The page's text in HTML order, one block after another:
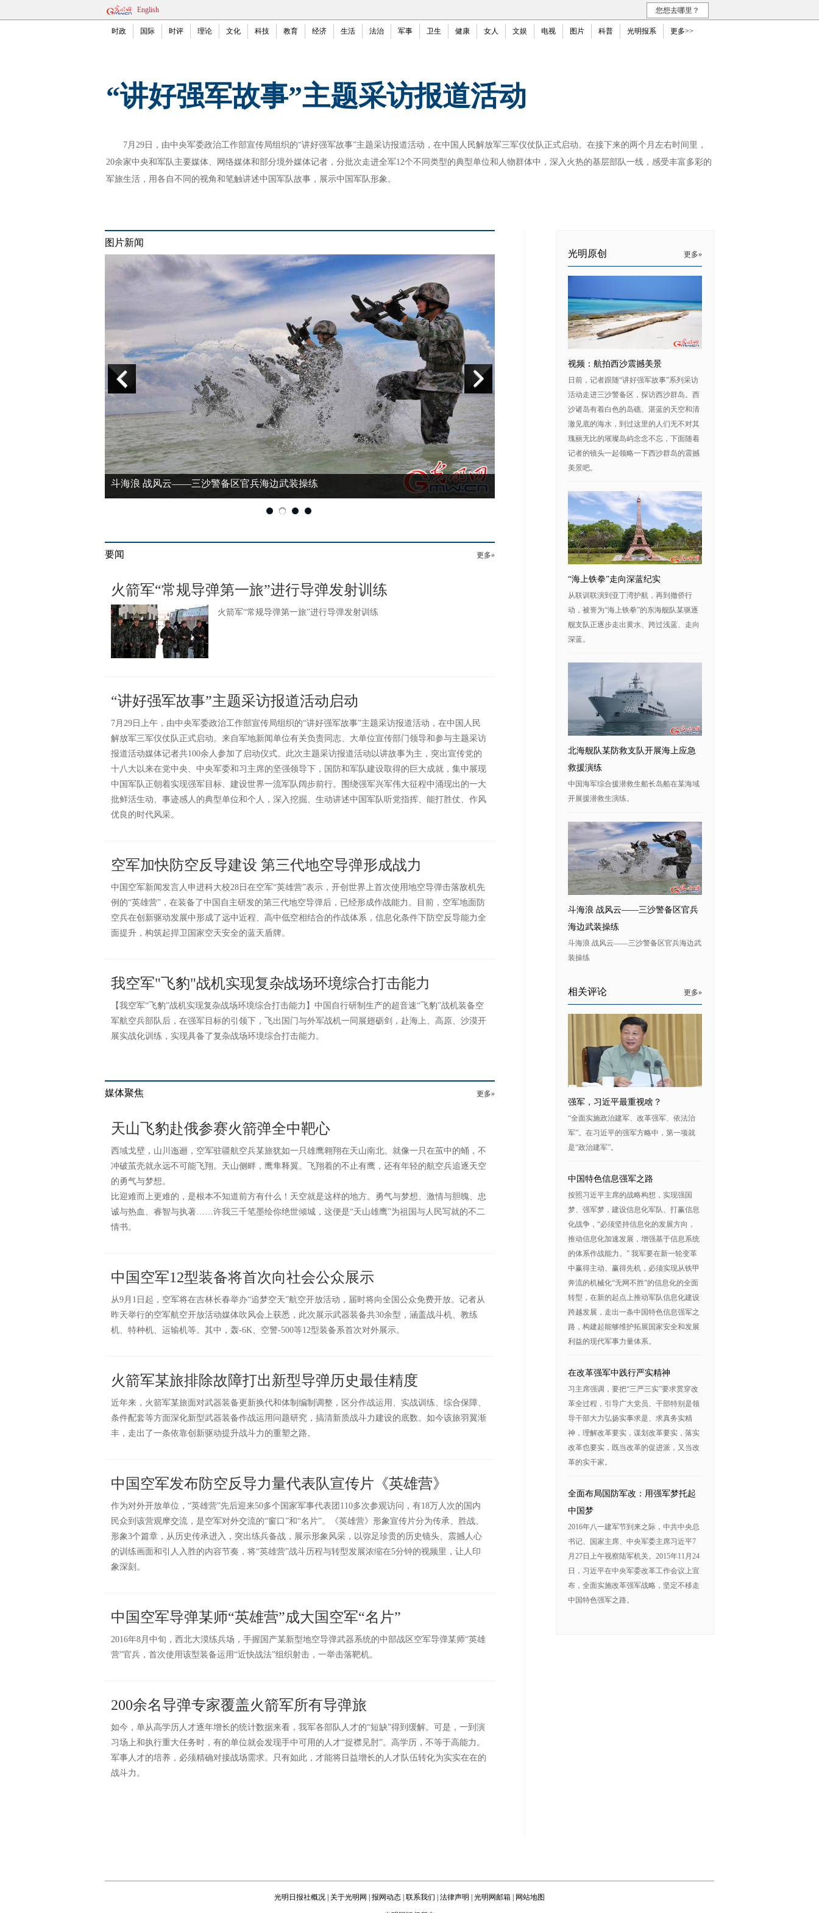
English 您想去哪里？
时政 国际 时评 理论 文化 科技 教育 经济 生活 法治 军事 卫生 健康 女人 文娱 电视 图片 科普 光明报系 更多>>
“讲好强军故事”主题采访报道活动
7月29日，由中央军委政治工作部宣传局组织的“讲好强军故事”主题采访报道活动，在中国人民解放军三军仪仗队正式启动。在接下来的两个月左右时间里，
20余家中央和军队主要媒体、网络媒体和部分境外媒体记者，分批次走进全军12个不同类型的典型单位和人物群体中，深入火热的基层部队一线，感受丰富多彩的
军旅生活，用各自不同的视角和笔触讲述中国军队故事，展示中国军队形象。
图片新闻
斗海浪 战风云——三沙警备区官兵海边武装操练
要闻 更多»
火箭军“常规导弹第一旅”进行导弹发射训练
火箭军“常规导弹第一旅”进行导弹发射训练
“讲好强军故事”主题采访报道活动启动
7月29日上午，由中央军委政治工作部宣传局组织的“讲好强军故事”主题采访报道活动，在中国人民
解放军三军仪仗队正式启动。来自军地新闻单位有关负责同志、大单位宣传部门领导和参与主题采访
报道活动媒体记者共100余人参加了启动仪式。此次主题采访报道活动以讲故事为主，突出宣传党的
十八大以来在党中央、中央军委和习主席的坚强领导下，国防和军队建设取得的巨大成就，集中展现
中国军队正朝着实现强军目标、建设世界一流军队阔步前行。围绕强军兴军伟大征程中涌现出的一大
批鲜活生动、事迹感人的典型单位和个人，深入挖掘、生动讲述中国军队听党指挥、能打胜仗、作风
优良的时代风采。
空军加快防空反导建设 第三代地空导弹形成战力
中国空军新闻发言人申进科大校28日在空军“英雄营”表示，开创世界上首次使用地空导弹击落敌机先
例的“英雄营”，在装备了中国自主研发的第三代地空导弹后，已经形成作战能力。目前，空军地面防
空兵在创新驱动发展中形成了远中近程、高中低空相结合的作战体系，信息化条件下防空反导能力全
面提升，构筑起捍卫国家空天安全的蓝天盾牌。
我空军"飞豹"战机实现复杂战场环境综合打击能力
【我空军“飞豹”战机实现复杂战场环境综合打击能力】中国自行研制生产的超音速“飞豹”战机装备空
军航空兵部队后，在强军目标的引领下，飞出国门与外军战机一同展翅砺剑，赴海上、高原、沙漠开
展实战化训练，实现具备了复杂战场环境综合打击能力。
媒体聚焦 更多»
天山飞豹赴俄参赛火箭弹全中靶心
西域戈壁，山川迤逦，空军驻疆航空兵某旅犹如一只雄鹰翱翔在天山南北。就像一只在茧中的蛹，不
冲破茧壳就永远不可能飞翔。天山侧畔，鹰隼释翼。飞翔着的不止有鹰，还有年轻的航空兵追逐天空
的勇气与梦想。
比迎难而上更难的，是根本不知道前方有什么！天空就是这样的地方。勇气与梦想、激情与胆魄、忠
诚与热血、睿智与执著……许我三千笔墨绘你绝世倾城，这便是“天山雄鹰”为祖国与人民写就的不二
情书。
中国空军12型装备将首次向社会公众展示
从9月1日起，空军将在吉林长春举办“追梦空天”航空开放活动，届时将向全国公众免费开放。记者从
昨天举行的空军航空开放活动媒体吹风会上获悉，此次展示武器装备共30余型，涵盖战斗机、教练
机、特种机、运输机等。其中，轰-6K、空警-500等12型装备系首次对外展示。
火箭军某旅排除故障打出新型导弹历史最佳精度
近年来，火箭军某旅面对武器装备更新换代和体制编制调整，区分作战运用、实战训练、综合保障、
条件配套等方面深化新型武器装备作战运用问题研究，搞清新质战斗力建设的底数。如今该旅羽翼渐
丰，走出了一条依靠创新驱动提升战斗力的重塑之路。
中国空军发布防空反导力量代表队宣传片《英雄营》
作为对外开放单位，“英雄营”先后迎来50多个国家军事代表团110多次参观访问，有18万人次的国内
民众到该营观摩交流，是空军对外交流的“窗口”和“名片”。《英雄营》形象宣传片分为传承、胜战、
形象3个篇章，从历史传承进入，突出练兵备战，展示形象风采，以弥足珍贵的历史镜头、震撼人心
的训练画面和引人入胜的内容节奏，将“英雄营”战斗历程与转型发展浓缩在5分钟的视频里，让人印
象深刻。
中国空军导弹某师“英雄营”成大国空军“名片”
2016年8月中旬，西北大漠练兵场，手握国产某新型地空导弹武器系统的中部战区空军导弹某师“英雄
营”官兵，首次使用该型装备运用“近快战法”组织射击，一举击落靶机。
200余名导弹专家覆盖火箭军所有导弹旅
如今，单从高学历人才逐年增长的统计数据来看，我军各部队人才的“短缺”得到缓解。可是，一到演
习场上和执行重大任务时，有的单位就会发现手中可用的人才“捉襟见肘”。高学历，不等于高能力。
军事人才的培养，必须精确对接战场需求。只有如此，才能将日益增长的人才队伍转化为实实在在的
战斗力。
光明原创 更多»
视频：航拍西沙震撼美景
日前，记者跟随“讲好强军故事”系列采访
活动走进三沙警备区，探访西沙群岛。西
沙诸岛有着白色的岛礁、湛蓝的天空和清
澈见底的海水，到过这里的人们无不对其
瑰丽无比的璀璨岛屿念念不忘，下面随着
记者的镜头一起领略一下西沙群岛的震撼
美景吧。
“海上铁拳”走向深蓝纪实
从联训联演到亚丁湾护航，再到撤侨行
动，被誉为“海上铁拳”的东海舰队某驱逐
舰支队正逐步走出黄水、跨过浅蓝、走向
深蓝。
北海舰队某防救支队开展海上应急
救援演练
中国海军综合援潜救生船长岛船在某海域
开展援潜救生演练。
斗海浪 战风云——三沙警备区官兵
海边武装操练
斗海浪 战风云——三沙警备区官兵海边武
装操练
相关评论 更多»
强军，习近平最重视啥？
“全面实施政治建军、改革强军、依法治
军”。在习近平的强军方略中，第一项就
是“政治建军”。
中国特色信息强军之路
按照习近平主席的战略构想，实现强国
梦、强军梦，建设信息化军队、打赢信息
化战争，“必须坚持信息化的发展方向，
推动信息化加速发展，增强基于信息系统
的体系作战能力。” 我军要在新一轮变革
中赢得主动、赢得先机，必须实现从铁甲
奔流的机械化“无网不胜”的信息化的全面
转型，在新的起点上推动军队信息化建设
跨越发展，走出一条中国特色信息强军之
路，构建起能够维护拓展国家安全和发展
利益的现代军事力量体系。
在改革强军中践行严实精神
习主席强调，要把“三严三实”要求贯穿改
革全过程，引导广大党员、干部特别是领
导干部大力弘扬实事求是、求真务实精
神，理解改革要实，谋划改革要实，落实
改革也要实，既当改革的促进派，又当改
革的实干家。
全面布局国防军改：用强军梦托起
中国梦
2016年八一建军节到来之际，中共中央总
书记、国家主席、中央军委主席习近平7
月27日上午视察陆军机关。2015年11月24
日，习近平在中央军委改革工作会议上宣
布，全面实施改革强军战略，坚定不移走
中国特色强军之路。
光明日报社概况 关于光明网 报网动态 联系我们 法律声明 光明网邮箱 网站地图